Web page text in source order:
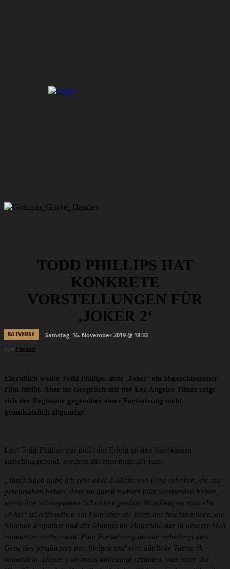
TODD PHILLIPS HAT
KONKRETE
VORSTELLUNGEN FÜR
‚JOKER 2‘
BATVERSE
Samstag, 16. November 2019 @ 18:33
von Florian
Eigentlich wollte Todd Phillips, dass ‚Joker‘ ein abgeschlossener
Film bleibt. Aber im Gespräch mit der Los Angeles Times zeigt
sich der Regisseur gegenüber einer Fortsetzung nicht
grundsätzlich abgeneigt.
Laut Todd Phillips war nicht der Erfolg an den Kinokassen
ausschlaggebend, sondern die Resonanz der Fans.
„Tatsächlich habe ich sehr viele E-Mails von Fans erhalten, die mir
geschrieben haben, dass sie durch meinen Film verstanden haben,
wieso ihre schizophrene Schwester gewisse Handlungen vollzieht.
‚Joker‘ ist letztendlich ein Film über die Kraft der Nächstenliebe, die
fehlende Empathie und der Mangel an Mitgefühl, der in unserer Welt
momentan vorherrscht. Eine Fortsetzung müsste unbedingt dem
Geist des Vorgängers treu bleiben und eine ähnliche Thematik
behandeln. Dieser Film muss unbedingt erzählen, was unter der